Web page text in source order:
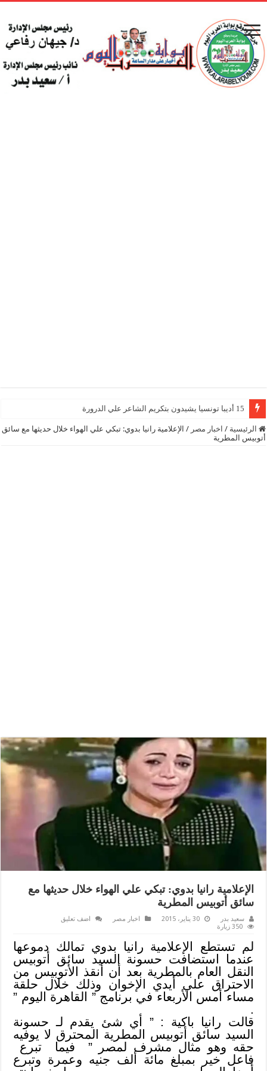
15 أديبا تونسيا يشيدون بتكريم الشاعر علي الدرورة
الرئيسية / اخبار مصر /
الإعلامية رانيا بدوي: تبكي علي الهواء خلال حديثها مع سائق
أتوبيس المطرية
الإعلامية رانيا بدوي: تبكي علي الهواء خلال حديثها مع
سائق أتوبيس المطرية
سعيد بدر 30 يناير، 2015 اخبار مصر
اضف تعليق
350 زيارة
لم تستطع الإعلامية رانيا بدوي تمالك دموعها
عندما استضافت حسونة السيد سائق أتوبيس
النقل العام بالمطرية بعد أن أنقذ الأتوبيس من
الاحتراق علي أيدي الإخوان وذلك خلال حلقة
مساء أمس الأربعاء في برنامج ” القاهرة اليوم ”
.
قالت رانيا باكية : ” أي شئ يقدم لـ حسونة
السيد سائق أتوبيس المطرية المحترق لا يوفيه
حقه وهو مثال مشرف لمصر ” فيما تبرع
فاعل خير بمبلغ مائة ألف جنيه وعمرة وتبرع